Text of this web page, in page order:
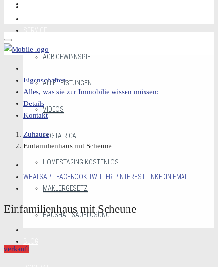
AGB GEWINNSPIEL
ALLE LEISTUNGEN
VIDEOS
COSTA RICA
HOMESTAGING KOSTENLOS
MAKLERGESETZ
HAUSHALTSAUFLÖSUNG
Eigenschaften
Alles, was sie zur Immobilie wissen müssen:
Details
Kontakt
Zuhause
Einfamilienhaus mit Scheune
WHATSAPP FACEBOOK TWITTER PINTEREST LINKEDIN EMAIL
Einfamilienhaus mit Scheune
verkauft